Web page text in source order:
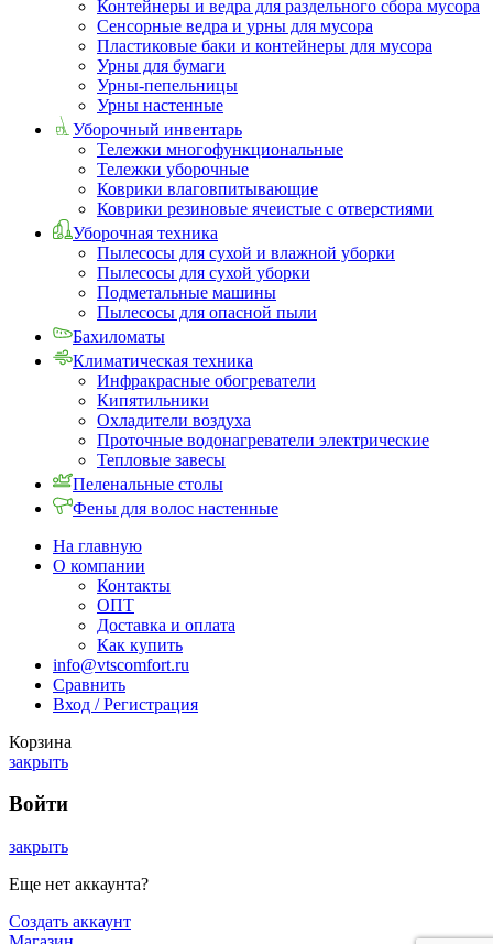
Контейнеры и ведра для раздельного сбора мусора
Сенсорные ведра и урны для мусора
Пластиковые баки и контейнеры для мусора
Урны для бумаги
Урны-пепельницы
Урны настенные
Уборочный инвентарь
Тележки многофункциональные
Тележки уборочные
Коврики влаговпитывающие
Коврики резиновые ячеистые с отверстиями
Уборочная техника
Пылесосы для сухой и влажной уборки
Пылесосы для сухой уборки
Подметальные машины
Пылесосы для опасной пыли
Бахиломаты
Климатическая техника
Инфракрасные обогреватели
Кипятильники
Охладители воздуха
Проточные водонагреватели электрические
Тепловые завесы
Пеленальные столы
Фены для волос настенные
На главную
О компании
Контакты
ОПТ
Доставка и оплата
Как купить
info@vtscomfort.ru
Сравнить
Вход / Регистрация
Корзина
закрыть
Войти
закрыть
Еще нет аккаунта?
Создать аккаунт